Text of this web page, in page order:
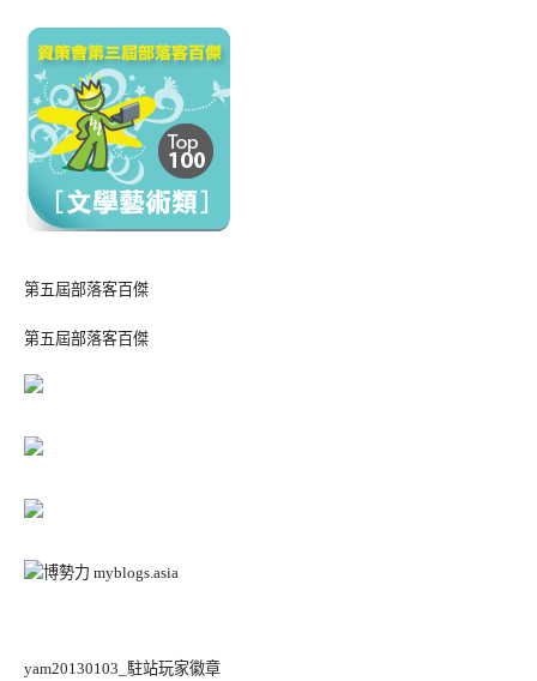
第五屆部落客百傑
第五屆部落客百傑
yam20130103_駐站玩家徽章